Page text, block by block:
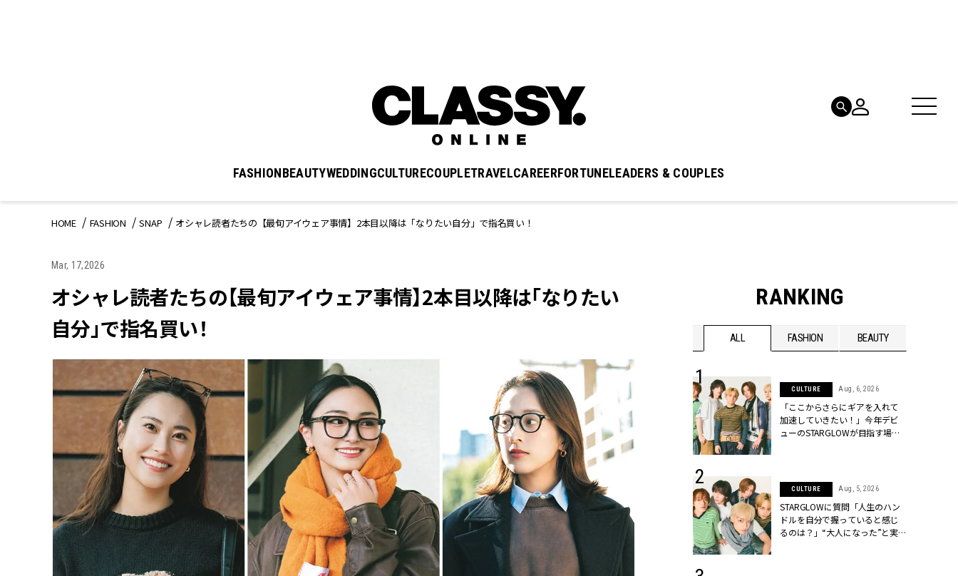
FASHIONBEAUTYWEDDINGCULTURECOUPLETRAVELCAREERFORTUNELEADERS & COUPLES
HOME FASHION SNAP オシャレ読者たちの【最旬アイウェア事情】2本目以降は「なりたい自分」で指名買い！
Mar, 17,2026
オシャレ読者たちの【最旬アイウェア事情】2本目以降は「なりたい
自分」で指名買い！
RANKING
ALL FASHION BEAUTY
BEAUTY
忙しい毎日に「うるおいター
ボ」を。新【SOFINA BASIC＋】
のお手入れでうるおってなめら
かな肌を目指す | CLASSY.[クラッ
シィ]
BEAUTY Aug, 6, 2026
【ヘアアクセ6選】手抜きに見え
ない！アラサーのまとめ髪が垢
抜ける「即戦力アクセ」たち |
CLASSY.[クラッシィ]
WEDDING
結婚式に黒ドレスはアリ？お呼
ばれで失敗しないコーデ＆マナ
ーを解説 | CLASSY.[クラッシィ]
WEDDING
【結婚指輪】人気ブランドのリ
ング22選｜20〜30代カップルの
エピソードも | CLASSY.[クラッシ
ィ]
CULTURE Aug, 6, 2026
「ここからさらにギアを入れて
加速していきたい！」今年デビ
ューのSTARGLOWが目指す場所
CULTURE Aug, 5, 2026
STARGLOWに質問「人生のハン
ドルを自分で握っていると感じ
るのは？」“大️人になった”と実